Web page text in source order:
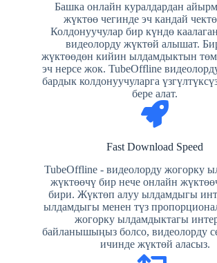
Башка онлайн куралдардан
жүктөө чегинде эч кандай
Колдонуучулар бир күндө
видеолорду жүктөй алышат.
жүктөөдөн кийин ылдамдыктын
эч нерсе жок. TubeOffline
бардык колдонуучуларга
бере алат.
Fast Download Speed
TubeOffline - видеолорду жогорку
жүктөөчү бир нече онлайн
бири. Жүктөп алуу ылдамдыгы
ылдамдыгы менен түз
жогорку ылдамдыктагы
байланышыңыз болсо, видеолорду
ичинде жүктөй аласыз.